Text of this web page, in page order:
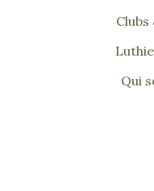
Clubs
Qui